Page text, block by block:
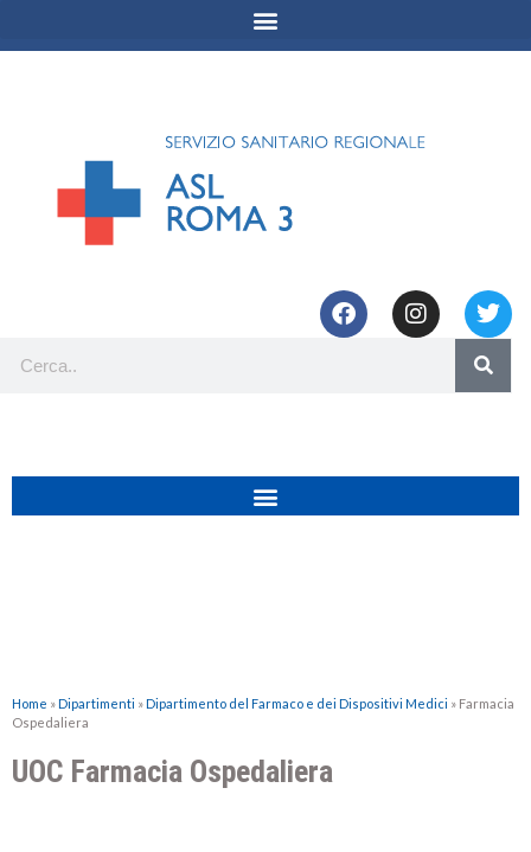
Home »Dipartimenti »Dipartimento del Farmaco e dei Dispositivi Medici » Farmacia
Ospedaliera
UOC Farmacia Ospedaliera